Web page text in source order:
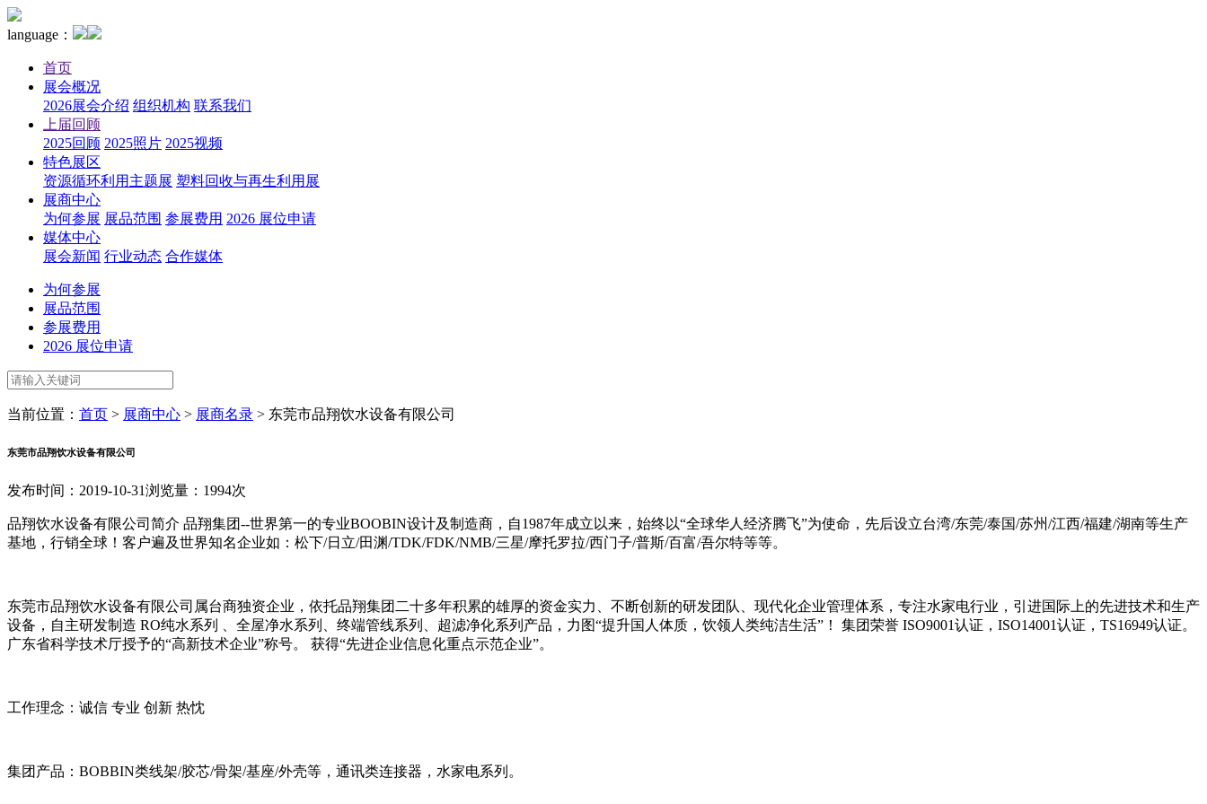
language：
首页
展会概况
2026展会介绍 组织机构 联系我们
上届回顾
2025回顾 2025照片 2025视频
特色展区
资源循环利用主题展 塑料回收与再生利用展
展商中心
为何参展 展品范围 参展费用 2026 展位申请
媒体中心
展会新闻 行业动态 合作媒体
为何参展
展品范围
参展费用
2026 展位申请
当前位置： 首页 > 展商中心 > 展商名录 > 东莞市品翔饮水设备有限公司
东莞市品翔饮水设备有限公司
发布时间：2019-10-31浏览量：1994次
品翔饮水设备有限公司简介 品翔集团--世界第一的专业BOOBIN设计及制造商，自1987年成立以来，始终以“全球华人经济腾飞”为使命，先后设立台湾/东莞/泰国/苏州/江西/福建/湖南等生产
基地，行销全球！客户遍及世界知名企业如：松下/日立/田渊/TDK/FDK/NMB/三星/摩托罗拉/西门子/普斯/百富/吾尔特等等。
东莞市品翔饮水设备有限公司属台商独资企业，依托品翔集团二十多年积累的雄厚的资金实力、不断创新的研发团队、现代化企业管理体系，专注水家电行业，引进国际上的先进技术和生产
设备，自主研发制造 RO纯水系列 、全屋净水系列、终端管线系列、超滤净化系列产品，力图“提升国人体质，饮领人类纯洁生活”！ 集团荣誉 ISO9001认证，ISO14001认证，TS16949认证。
广东省科学技术厅授予的“高新技术企业”称号。 获得“先进企业信息化重点示范企业”。
工作理念：诚信 专业 创新 热忱
集团产品：BOBBIN类线架/胶芯/骨架/基座/外壳等，通讯类连接器，水家电系列。